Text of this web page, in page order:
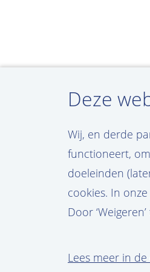
Deze
Wij, en derde
functioneert,
doeleinden
cookies. In
Door
Lees meer in